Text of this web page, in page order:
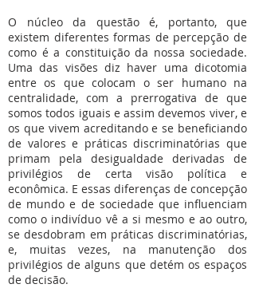
O núcleo da questão é, portanto, que
existem diferentes formas de percepção de
como é a constituição da nossa sociedade.
Uma das visões diz haver uma dicotomia
entre os que colocam o ser humano na
centralidade, com a prerrogativa de que
somos todos iguais e assim devemos viver, e
os que vivem acreditando e se beneficiando
de valores e práticas discriminatórias que
primam pela desigualdade derivadas de
privilégios de certa visão política e
econômica. E essas diferenças de concepção
de mundo e de sociedade que influenciam
como o indivíduo vê a si mesmo e ao outro,
se desdobram em práticas discriminatórias,
e, muitas vezes, na manutenção dos
privilégios de alguns que detém os espaços
de decisão.